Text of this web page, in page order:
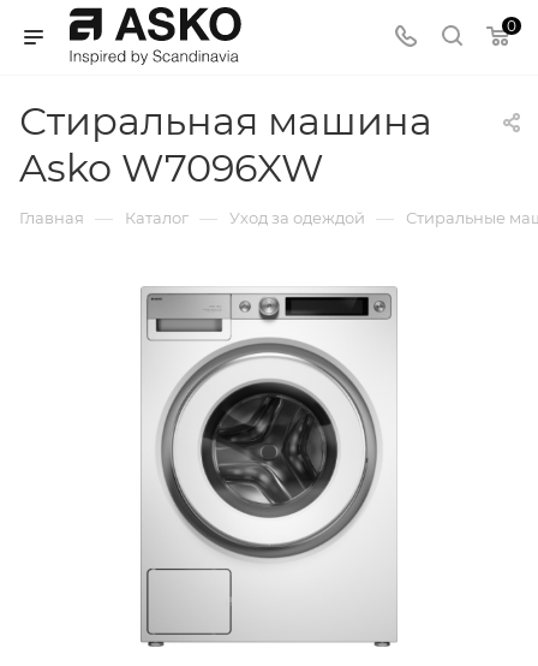
0
Стиральная машина
Asko W7096XW
Главная — Каталог — Уход за одеждой — Стиральные